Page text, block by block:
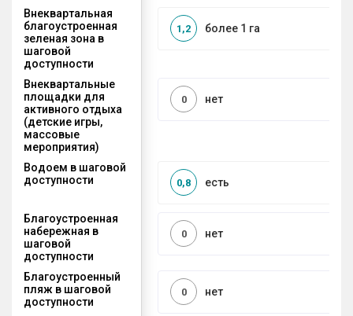
Внеквартальная
благоустроенная
зеленая зона в
шаговой
доступности
более 1 га
1,2
Внеквартальные
площадки для
активного отдыха
(детские игры,
массовые
мероприятия)
нет
0
Водоем в шаговой
доступности
есть
0,8
Благоустроенная
набережная в
шаговой
доступности
нет
0
Благоустроенный
пляж в шаговой
доступности
нет
0